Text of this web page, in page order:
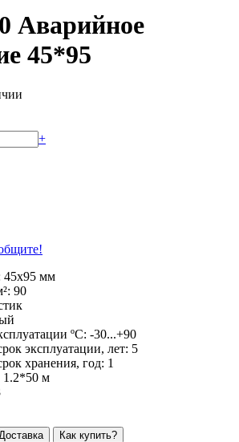
Аварийное
45*95
+
45х95 мм
90
ºС: -30...+90
эксплуатации, лет: 5
хранения, год: 1
1.2*50 м
Доставка Как купить?